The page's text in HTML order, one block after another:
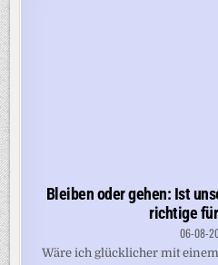
Bleiben oder gehen: Ist
richtige
06-08-
Wäre ich glücklicher mit